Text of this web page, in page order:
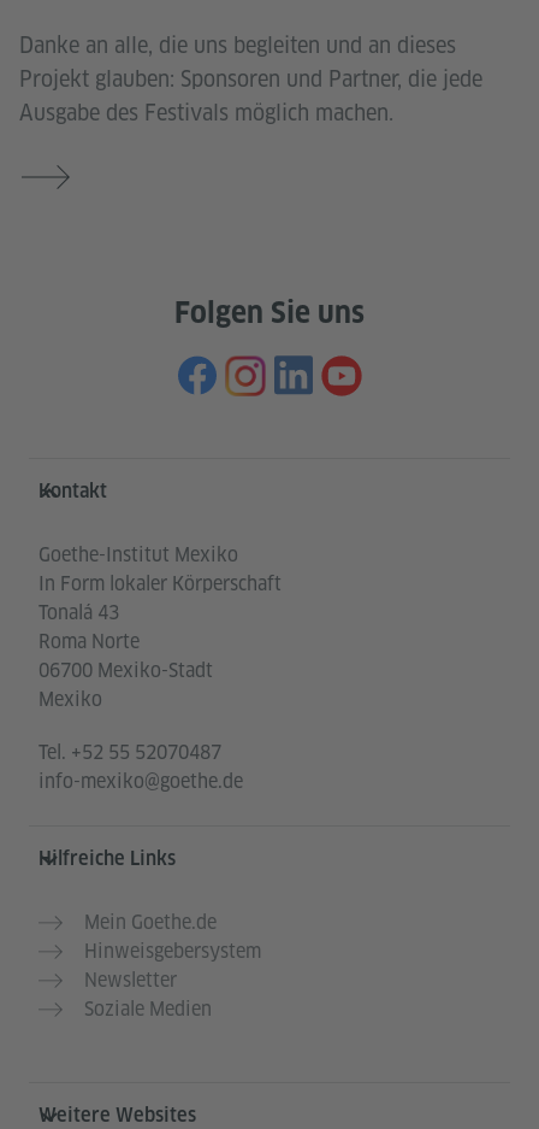
Danke an alle, die uns begleiten und an dieses
Projekt glauben: Sponsoren und Partner, die jede
Ausgabe des Festivals möglich machen.
Folgen Sie uns
Service- und Informationsbereich
Kontakt
Goethe-Institut Mexiko
In Form lokaler Körperschaft
Tonalá 43
Roma Norte
06700 Mexiko-Stadt
Mexiko
Tel. +52 55 52070487
info-mexiko@goethe.de
Hilfreiche Links
Mein Goethe.de
Hinweisgebersystem
Newsletter
Soziale Medien
Weitere Websites